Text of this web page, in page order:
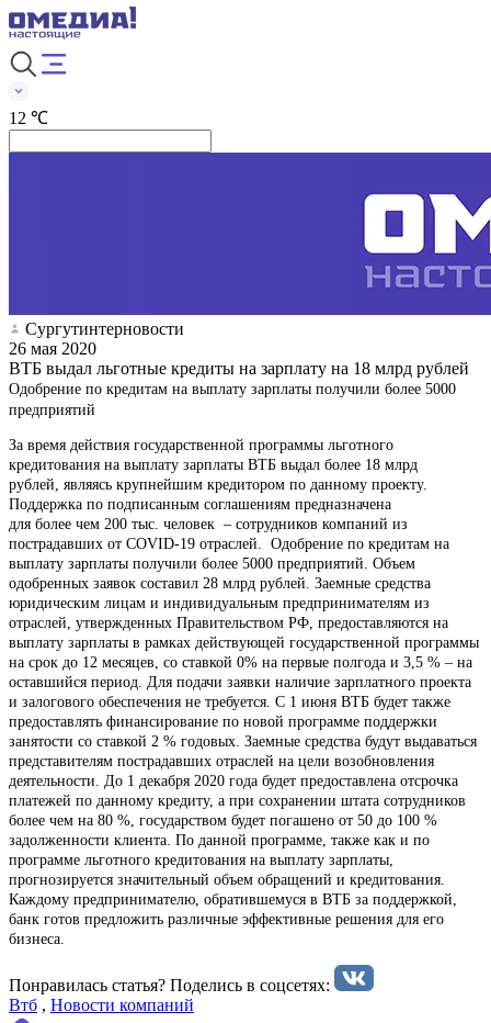
12 ℃
Сургутинтерновости
26 мая 2020
ВТБ выдал льготные кредиты на зарплату на 18 млрд рублей
Одобрение по кредитам на выплату зарплаты получили более 5000
предприятий
За время действия государственной программы льготного
кредитования на выплату зарплаты ВТБ выдал более 18 млрд
рублей, являясь крупнейшим кредитором по данному проекту.
Поддержка по подписанным соглашениям предназначена
для более чем 200 тыс. человек – сотрудников компаний из
пострадавших от COVID-19 отраслей. Одобрение по кредитам на
выплату зарплаты получили более 5000 предприятий. Объем
одобренных заявок составил 28 млрд рублей. Заемные средства
юридическим лицам и индивидуальным предпринимателям из
отраслей, утвержденных Правительством РФ, предоставляются на
выплату зарплаты в рамках действующей государственной программы
на срок до 12 месяцев, со ставкой 0% на первые полгода и 3,5 % – на
оставшийся период. Для подачи заявки наличие зарплатного проекта
и залогового обеспечения не требуется. С 1 июня ВТБ будет также
предоставлять финансирование по новой программе поддержки
занятости со ставкой 2 % годовых. Заемные средства будут выдаваться
представителям пострадавших отраслей на цели возобновления
деятельности. До 1 декабря 2020 года будет предоставлена отсрочка
платежей по данному кредиту, а при сохранении штата сотрудников
более чем на 80 %, государством будет погашено от 50 до 100 %
задолженности клиента. По данной программе, также как и по
программе льготного кредитования на выплату зарплаты,
прогнозируется значительный объем обращений и кредитования.
Каждому предпринимателю, обратившемуся в ВТБ за поддержкой,
банк готов предложить различные эффективные решения для его
бизнеса.
Понравилась статья? Поделиcь в соцсетях:
Втб , Новости компаний